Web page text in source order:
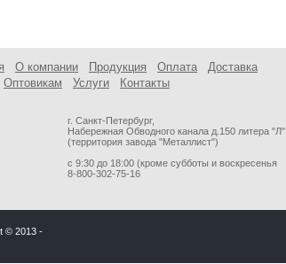
О компании Продукция Оплата
Доставка
Оптовикам Услуги Контакты
г. Санкт-Петербург,
Набережная Обводного канала д.150 литера "Л"
(территория завода "Металлист")
с 9:30 до 18:00 (кроме субботы и воскресенья
8-800-302-75-16
© 2013 -